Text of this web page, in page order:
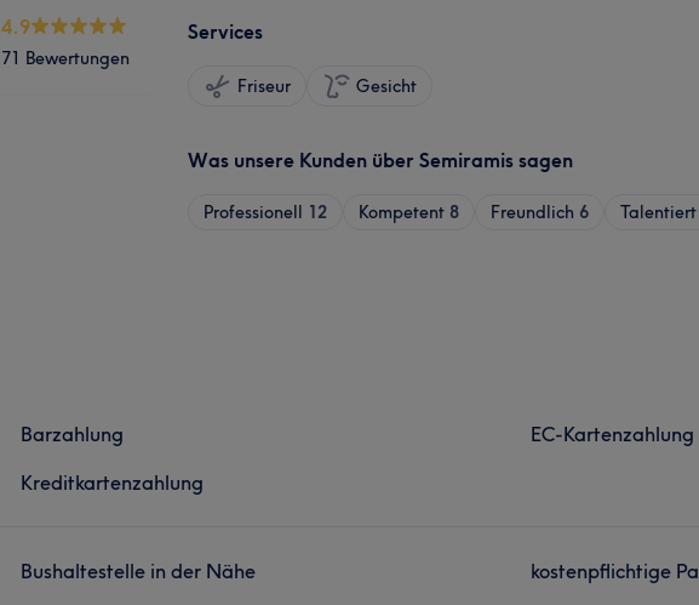
4.9
71 Bewertungen
Services
Friseur Gesicht
Was unsere Kunden über Semiramis sagen
Professionell 12 Kompetent 8 Freundlich 6 Talentiert
Barzahlung
Kreditkartenzahlung
EC-Kartenzahlung
Bushaltestelle in der Nähe kostenpflichtige